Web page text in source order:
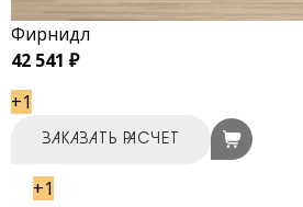
Фирнидл
42 541 ₽
+1
ЗАКАЗАТЬ РАСЧЕТ
+1